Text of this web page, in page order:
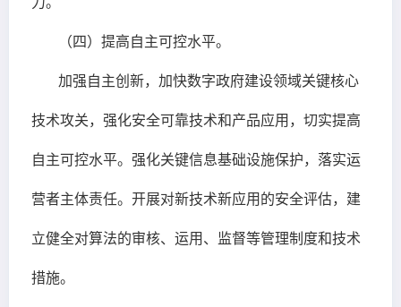
（四）提高自主可控水平。
加强自主创新，加快数字政府建设领域关键核心
技术攻关，强化安全可靠技术和产品应用，切实提高
自主可控水平。强化关键信息基础设施保护，落实运
营者主体责任。开展对新技术新应用的安全评估，建
立健全对算法的审核、运用、监督等管理制度和技术
措施。